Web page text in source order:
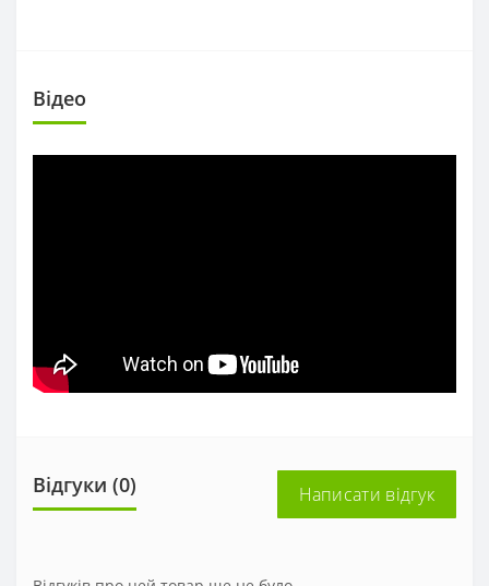
Вiдео
Відгуки (0) Написати відгук